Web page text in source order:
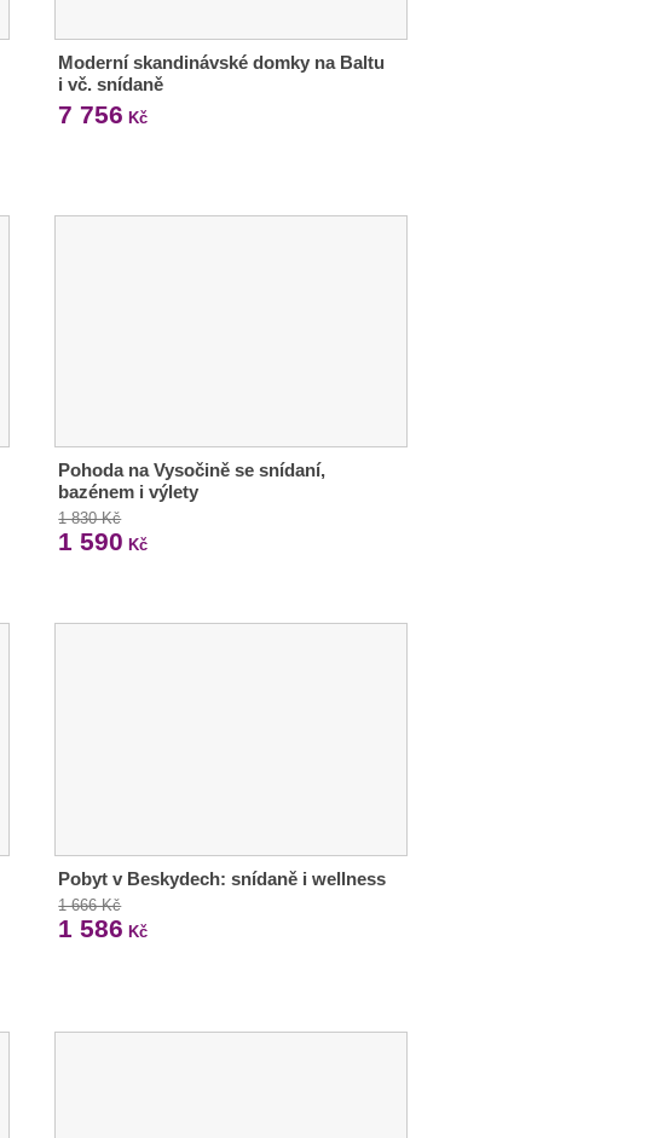
Moderní skandinávské domky na Baltu
i vč. snídaně
7 756 Kč
Pohoda na Vysočině se snídaní,
bazénem i výlety
1 830 Kč
1 590 Kč
Pobyt v Beskydech: snídaně i wellness
1 666 Kč
1 586 Kč